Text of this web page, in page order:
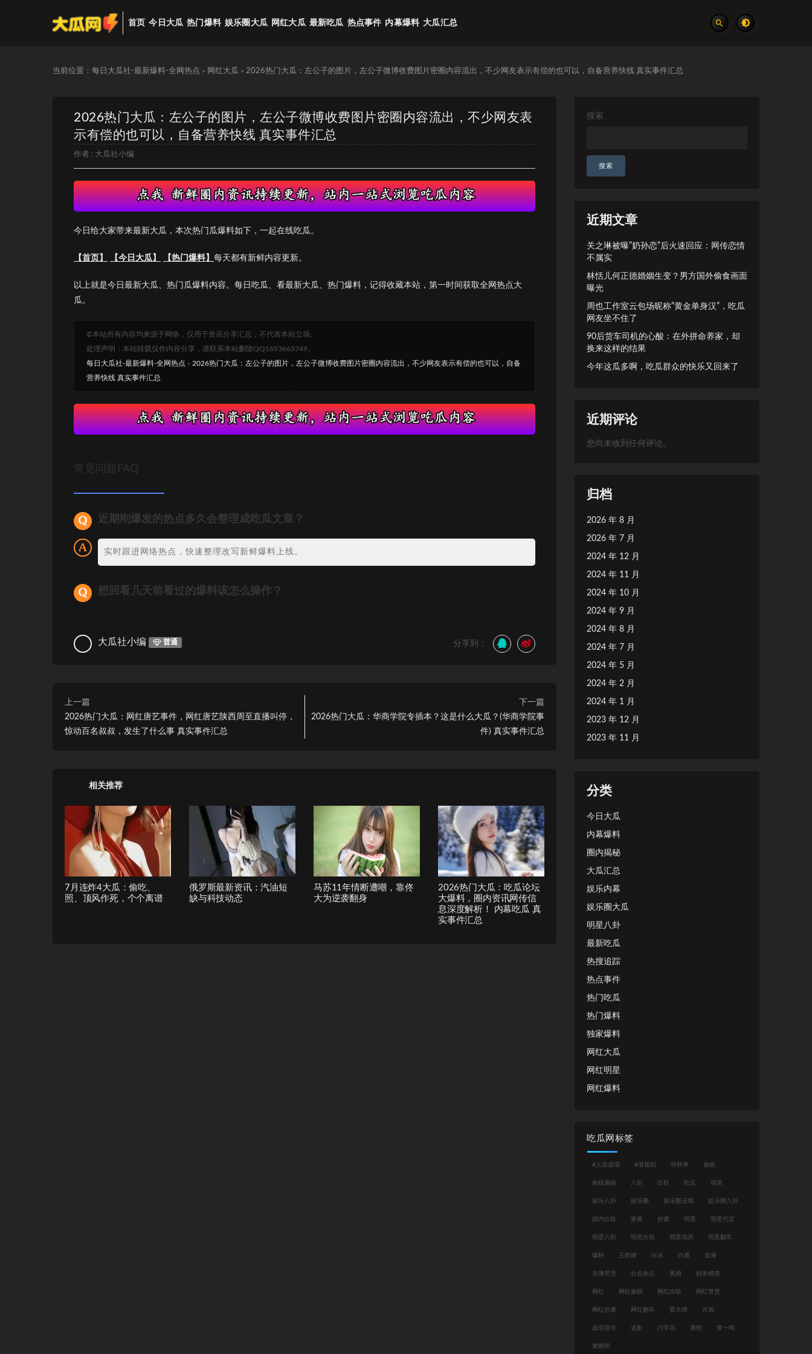
首页 今日大瓜 热门爆料 娱乐圈大瓜 网红大瓜 最新吃瓜 热点事件 内幕爆料 大瓜汇总
当前位置： 每日大瓜社-最新爆料-全网热点 > 网红大瓜 > 2026热门大瓜：左公子的图片，左公子微博收费图片密圈内容流出，不少网友表示有偿的也可以，自备营养快线 真实事件汇总
2026热门大瓜：左公子的图片，左公子微博收费图片密圈内容流出，不少网友表
示有偿的也可以，自备营养快线 真实事件汇总
作者 : 大瓜社小编
今日给大家带来最新大瓜，本次热门瓜爆料如下，一起在线吃瓜。
【首页】 【今日大瓜】 【热门爆料】 每天都有新鲜内容更新。
以上就是今日最新大瓜、热门瓜爆料内容。每日吃瓜、看最新大瓜、热门爆料，记得收藏本站，第一时间获取全网热点大
瓜。
©本站所有内容均来源于网络，仅用于资讯分享汇总，不代表本站立场。
处理声明：本站转载仅作内容分享，请联系本站删除QQ1693663749。
每日大瓜社-最新爆料-全网热点 » 2026热门大瓜：左公子的图片，左公子微博收费图片密圈内容流出，不少网友表示有偿的也可以，自备
营养快线 真实事件汇总
常见问题FAQ
近期刚爆发的热点多久会整理成吃瓜文章？
实时跟进网络热点，快速整理改写新鲜爆料上线。
想回看几天前看过的爆料该怎么操作？
大瓜社小编 普通 分享到：
上一篇
2026热门大瓜：网红唐艺事件，网红唐艺陕西周至直播叫停，
惊动百名叔叔，发生了什么事 真实事件汇总
下一篇
2026热门大瓜：华商学院专插本？这是什么大瓜？(华商学院事
件) 真实事件汇总
相关推荐
7月连炸4大瓜：偷吃、
照、顶风作死，个个离谱
俄罗斯最新资讯：汽油短
缺与科技动态
马苏11年情断遭嘲，靠佟
大为逆袭翻身
2026热门大瓜：吃瓜论坛
大爆料，圈内资讯网传信
息深度解析！ 内幕吃瓜 真
实事件汇总
搜索
搜索
近期文章
关之琳被曝”奶孙恋”后火速回应：网传恋情
不属实
林恬儿何正德婚姻生变？男方国外偷食画面
曝光
周也工作室云包场昵称”黄金单身汉”，吃瓜
网友坐不住了
90后货车司机的心酸：在外拼命养家，却
换来这样的结果
今年这瓜多啊，吃瓜群众的快乐又回来了
近期评论
您尚未收到任何评论。
归档
2026 年 8 月
2026 年 7 月
2024 年 12 月
2024 年 11 月
2024 年 10 月
2024 年 9 月
2024 年 8 月
2024 年 7 月
2024 年 5 月
2024 年 2 月
2024 年 1 月
2023 年 12 月
2023 年 11 月
分类
今日大瓜
内幕爆料
圈内揭秘
大瓜汇总
娱乐内幕
娱乐圈大瓜
明星八卦
最新吃瓜
热搜追踪
热点事件
热门吃瓜
热门爆料
独家爆料
网红大瓜
网红明星
网红爆料
吃瓜网标签
#人设崩塌 #潜规则 何秋亊 偷税
偷税漏税 八卦 出轨 吃瓜 塌房
娱乐八卦 娱乐圈 娱乐圈丑闻 娱乐圈八卦
婚内出轨 家暴 抄袭 明星 明星代言
明星八卦 明星出轨 明星塌房 明星翻车
爆料 王鹤棣 白冰 白鹿 直播
直播带货 社会热点 离婚 税务稽查
网红 网红偷税 网红出轨 网红带货
网红抄袭 网红翻车 耍大牌 肖旭
虚假宣传 道歉 闫学晶 鹿晗 黄一鸣
黄晓明